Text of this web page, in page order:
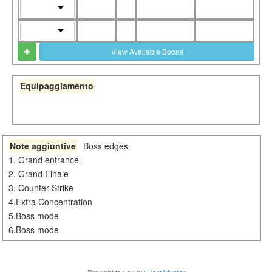
View Available Boons
Equipaggiamento
Note aggiuntive
Boss edges
1. Grand entrance
2. Grand Finale
3. Counter Strike
4.Extra Concentration
5.Boss mode
6.Boss mode